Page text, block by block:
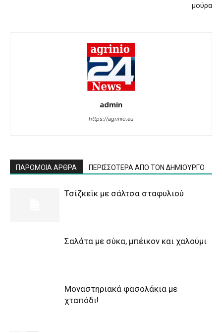
μούρα
admin
https://agrinio.eu
ΠΑΡΟΜΟΙΑ ΑΡΘΡΑ ΠΕΡΙΣΣΟΤΕΡΑ ΑΠΟ ΤΟΝ ΔΗΜΙΟΥΡΓΟ
Τσίζκεϊκ με σάλτσα σταφυλιού
Σαλάτα με σύκα, μπέικον και χαλούμι
Μοναστηριακά φασολάκια με
χταπόδι!